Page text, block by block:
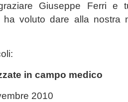
Giuseppe Ferri
ha voluto dare alla nostra
in campo medico
2010